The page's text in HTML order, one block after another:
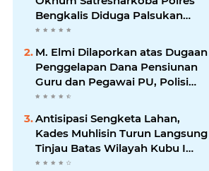
Bengkalis Diduga Palsukan
Barang Bukti Hingga Paksa
Warga Hadir di TKP
M. Elmi Dilaporkan atas Dugaan
Penggelapan Dana Pensiunan
Guru dan Pegawai PU, Polisi
Pastikan Proses Hukum
Berjalan
Antisipasi Sengketa Lahan,
Kades Muhlisin Turun Langsung
Tinjau Batas Wilayah Kubu I
yang Diduga Diserobot PT Jatim